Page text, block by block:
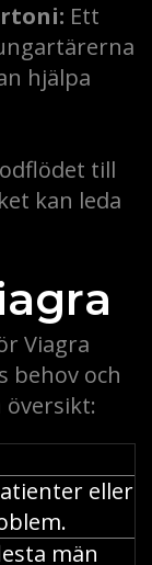
Ett
hjälpa
till
kan leda
Viagra
behov och
översikt:
eller
män